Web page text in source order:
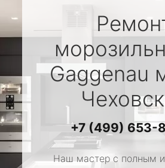
Gaggenau
+7 (499) 653-
Наш мастер с полным